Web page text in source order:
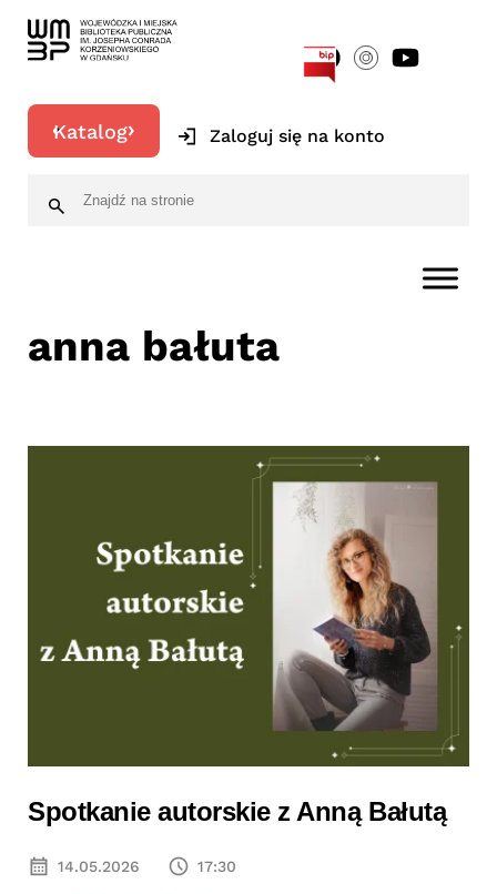
Katalog Zaloguj się na konto
anna bałuta
Spotkanie autorskie z Anną Bałutą
14.05.2026 17:30